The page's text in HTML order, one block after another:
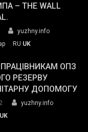
– THE WALL
yuzhny.info
on
завойовує
симпатії
виборців
The
RU UK
ОПЗ
РЕЗЕРВУ
ДОПОМОГУ
yuzhny.info
UK